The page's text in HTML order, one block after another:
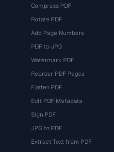
Compress PDF
Rotate PDF
Add Page Numbers
PDF to JPG
Watermark PDF
Reorder PDF Pages
Flatten PDF
Edit PDF Metadata
Sign PDF
JPG to PDF
Extract Text from PDF